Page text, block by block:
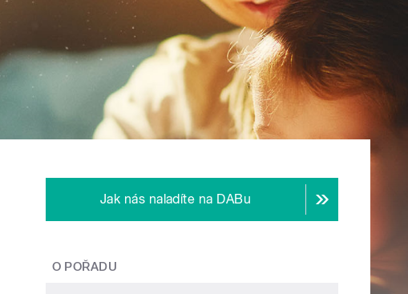
Jak nás naladíte na DABu
O POŘADU